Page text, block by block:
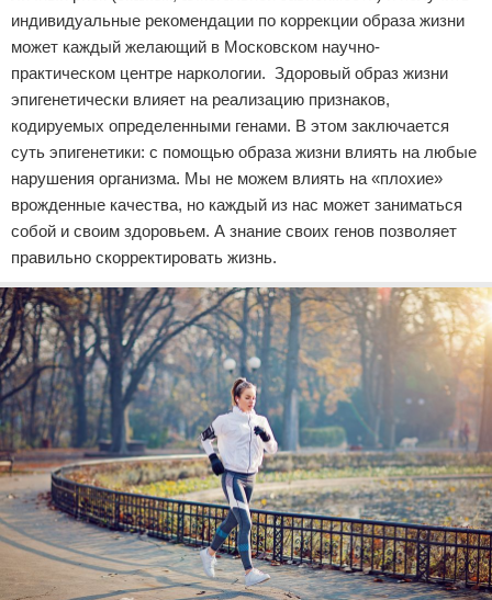
индивидуальные рекомендации по коррекции образа жизни
может каждый желающий в Московском научно-
практическом центре наркологии. Здоровый образ жизни
эпигенетически влияет на реализацию признаков,
кодируемых определенными генами. В этом заключается
суть эпигенетики: с помощью образа жизни влиять на любые
нарушения организма. Мы не можем влиять на «плохие»
врожденные качества, но каждый из нас может заниматься
собой и своим здоровьем. А знание своих генов позволяет
правильно скорректировать жизнь.